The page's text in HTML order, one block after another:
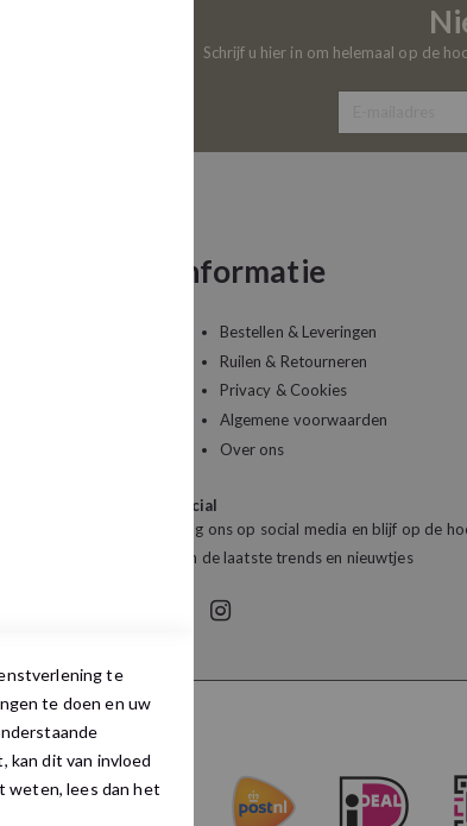
Schrijf u hier in om helemaal op de
Informatie
Bestellen & Leveringen
Ruilen & Retourneren
Privacy & Cookies
Algemene voorwaarden
Over ons
Social
Volg ons op social media en blijf op de
van de laatste trends en nieuwtjes
te
te doen en uw
kan dit van invloed
weten, lees dan het